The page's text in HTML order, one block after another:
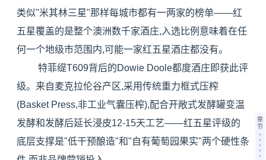
类似"米其林三星"那样每城市都有一两家的榜单——红
五星覆盖的是整个澳洲数千家酒庄,入选比例意味着在任
何一个地级市范围内,可能一家红五星酒庄都没有。
特菲缇T609背后的Dowie Doole都度酒庄即获此评
级。来自麦克拉伦谷产区,采用传统重力框式压榨
(Basket Press,非工业气囊压榨),配合开敞式发酵罐变温
发酵和发酵后延长浸皮12-15天工艺——红五星评级的
底层支撑是"低干预酿造"和"自有葡萄园果实"两个硬性条
章
节